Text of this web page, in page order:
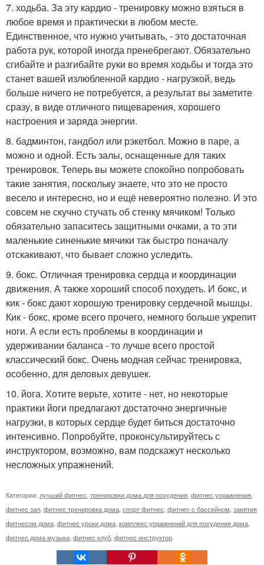
7. ходьба. За эту кардио - тренировку можно взяться в
любое время и практически в любом месте.
Единственное, что нужно учитывать, - это достаточная
работа рук, которой иногда пренебрегают. Обязательно
сгибайте и разгибайте руки во время ходьбы и тогда это
станет вашей излюбленной кардио - нагрузкой, ведь
больше ничего не потребуется, а результат вы заметите
сразу, в виде отличного пищеварения, хорошего
настроения и заряда энергии.
8. бадминтон, гандбол или рэкетбол. Можно в паре, а
можно и одной. Есть залы, оснащенные для таких
тренировок. Теперь вы можете спокойно попробовать
такие занятия, поскольку знаете, что это не просто
весело и интересно, но и ещё невероятно полезно. И это
совсем не скучно стучать об стенку мячиком! Только
обязательно запаситесь защитными очками, а то эти
маленькие синенькие мячики так быстро поначалу
отскакивают, что бывает сложно уследить.
9. бокс. Отличная тренировка сердца и координации
движения. А также хороший способ похудеть. И бокс, и
кик - бокс дают хорошую тренировку сердечной мышцы.
Кик - бокс, кроме всего прочего, немного больше укрепит
ноги. А если есть проблемы в координации и
удерживании баланса - то лучше всего простой
классический бокс. Очень модная сейчас тренировка,
особенно, для деловых девушек.
10. йога. Хотите верьте, хотите - нет, но некоторые
практики йоги предлагают достаточно энергичные
нагрузки, в которых сердце будет биться достаточно
интенсивно. Попробуйте, проконсультируйтесь с
инструктором, возможно, вам подскажут несколько
несложных упражнений.
Категории: лучший фитнес тренировки дома для похудения фитнес упражнения
фитнес зал фитнес тренировка дома спорт фитнес фитнес с бассейном занятия
фитнесом дома фитнес уроки дома комплекс упражнений для похудения дома
фитнес дома музыка фитнес клуб фитнес инструктор